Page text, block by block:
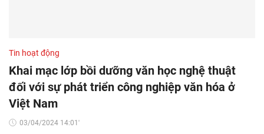
Tin hoạt động
Khai mạc lớp bồi dưỡng văn học nghệ thuật
đối với sự phát triển công nghiệp văn hóa ở
Việt Nam
03/04/2024 14:01'